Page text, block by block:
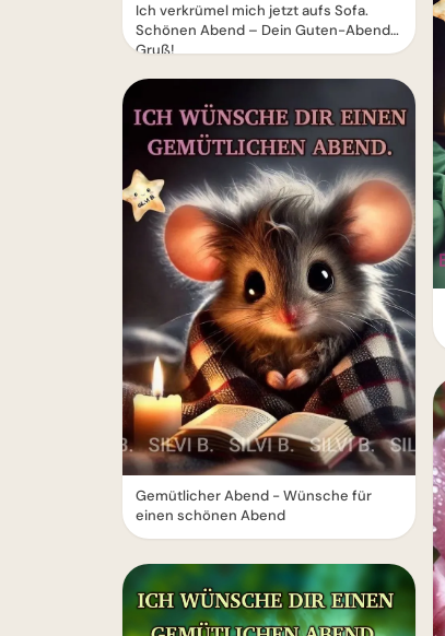
Ich verkrümel mich jetzt aufs Sofa.
Schönen Abend – Dein Guten-Abend-
Gruß!
Gemütlicher Abend - Wünsche für
einen schönen Abend